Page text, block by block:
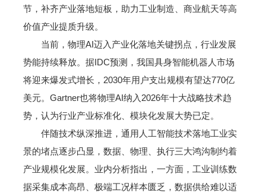
节，补齐产业落地短板，助力工业制造、商业航天等高
价值产业提质升级。
当前，物理AI迈入产业化落地关键拐点，行业发展
势能持续释放。据IDC预测，我国具身智能机器人市场
将迎来爆发式增长，2030年用户支出规模有望达770亿
美元。Gartner也将物理AI纳入2026年十大战略技术趋
势，认为行业产业标准化、模块化发展大势已定。
伴随技术纵深推进，通用人工智能技术落地工业实
景的堵点逐步凸显，数据、物理、执行三大鸿沟制约着
产业规模化发展。业内分析指出，一方面，工业训练数
据采集成本高昂、极端工况样本匮乏，数据供给难以适